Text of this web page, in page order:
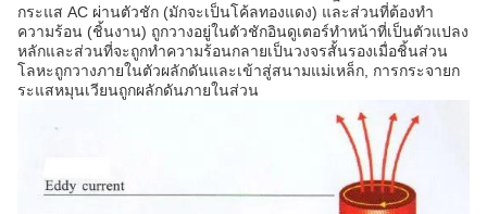
กระแส AC ผ่านตัวชัก (มักจะเป็นโค้ลทองแดง) และส่วนที่ต้องทํา
ความร้อน (ชิ้นงาน) ถูกวางอยู่ในตัวชักอินดูเตอร์ทําหน้าที่เป็นตัวแปลง
หลักและส่วนที่จะถูกทําความร้อนกลายเป็นวงจรสั้นรองเมื่อชิ้นส่วน
โลหะถูกวางภายในตัวผลักดันและเข้าสู่สนามแม่เหล็ก, การกระจายก
ระแสหมุนเวียนถูกผลักดันภายในส่วน